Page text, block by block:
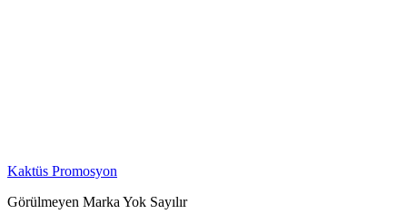
Kaktüs Promosyon
Görülmeyen Marka Yok Sayılır